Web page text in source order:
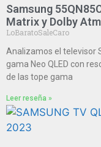
Samsung
Matrix y Dolby
LoBaratoSaleCaro
Analizamos el televisor
gama Neo QLED con
de las tope gama
Leer reseña »